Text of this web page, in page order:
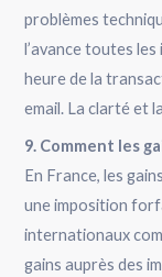
problèmes
l’avance toutes
heure de la
email. La clarté et
9. Comment les
En France, les
une imposition
internationaux
gains auprès des